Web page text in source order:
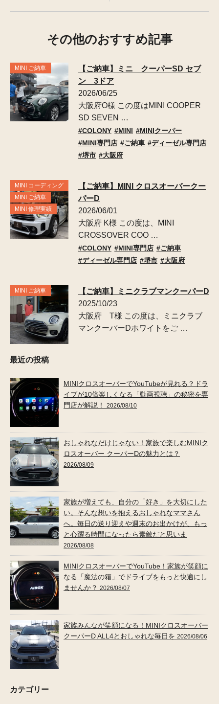
その他のおすすめ記事
MINI ご納車
【ご納車】ミニ クーパーSD セブ
ン 3ドア
2026/06/25
大阪府O様 この度はMINI COOPER
SD SEVEN …
COLONY MINI
MINIクーパー
MINI専門店
ご納車
ディーゼル専門店
堺市
大阪府
MINI コーディング
MINI ご納車
MINI 修理実績
【ご納車】MINI クロスオーバークー
パーD
2026/06/01
大阪府 K様 この度は、MINI
CROSSOVER COO …
COLONY MINI専門店
ご納車
ディーゼル専門店
堺市 大阪府
MINI ご納車
【ご納車】ミニクラブマンクーパーD
2025/10/23
大阪府 T様 この度は、ミニクラブ
マンクーパーDホワイトをご …
最近の投稿
MINIクロスオーバーでYouTubeが見れる？ドラ
イブが10倍楽しくなる「動画視聴」の秘密を専
門店が解説！
2026/08/10
おしゃれなだけじゃない！家族で楽しむMINIク
ロスオーバー クーパーDの魅力とは？
2026/08/09
家族が増えても、自分の「好き」を大切にした
い。そんな想いを抱えるおしゃれなママさん
へ。毎日の送り迎えや週末のお出かけが、もっ
と心躍る時間になったら素敵だと思いま
2026/08/08
MINIクロスオーバーでYouTube！家族が笑顔に
なる「魔法の箱」でドライブをもっと快適にし
ませんか？ 2026/08/07
家族みんなが笑顔になる！MINIクロスオーバー
クーパーD ALL4とおしゃれな毎日を 2026/08/06
カテゴリー